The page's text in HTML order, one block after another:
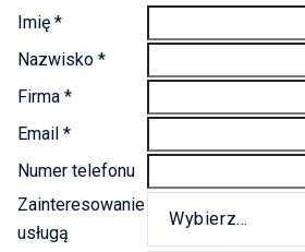
Imię *
Nazwisko *
Firma *
Email *
Numer telefonu
Zainteresowanie
usługą
Wybierz...